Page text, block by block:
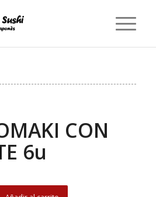
CON
6u